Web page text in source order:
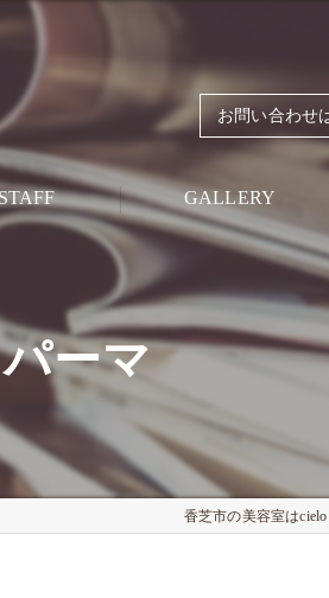
お問い合わせ
GALLERY
ーマ
香芝市の美容室は